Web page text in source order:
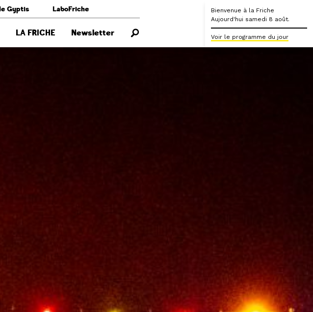
Gyptis LaboFriche
LA FRICHE Newsletter
Bienvenue à la Friche
Aujourd'hui samedi 8 août.
Voir le programme du jour